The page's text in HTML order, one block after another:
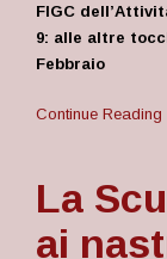
FIGC
9: alle altre
Febbraio
Continue Reading
La
ai